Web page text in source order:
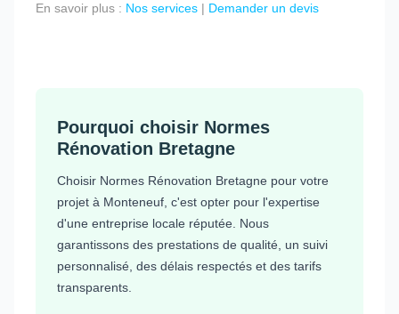
En savoir plus : Nos services | Demander un devis
Pourquoi choisir Normes
Rénovation Bretagne
Choisir Normes Rénovation Bretagne pour votre
projet à Monteneuf, c'est opter pour l'expertise
d'une entreprise locale réputée. Nous
garantissons des prestations de qualité, un suivi
personnalisé, des délais respectés et des tarifs
transparents.